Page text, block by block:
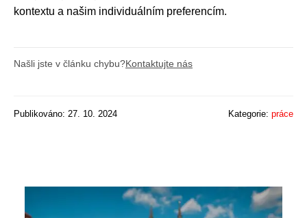
kontextu a našim individuálním preferencím.
Našli jste v článku chybu?Kontaktujte nás
Publikováno: 27. 10. 2024 Kategorie: práce